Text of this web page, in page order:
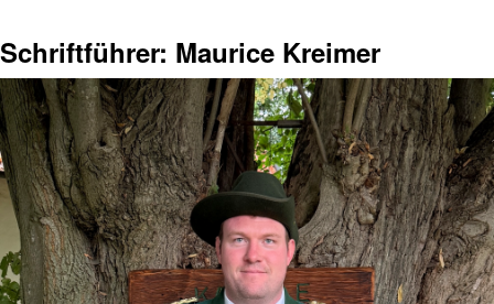
Schriftführer: Maurice Kreimer